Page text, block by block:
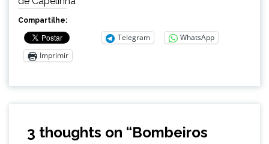
Compartilhe:
Telegram
WhatsApp
Imprimir
3 thoughts on “Bombeiros